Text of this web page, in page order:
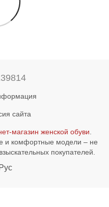
сайта
магазин женской обуви
и комфортные модели – не
покупателей.
Рус